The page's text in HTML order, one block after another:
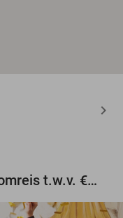
Maak gratis kans op een droomreis t.w.v. €3.000!